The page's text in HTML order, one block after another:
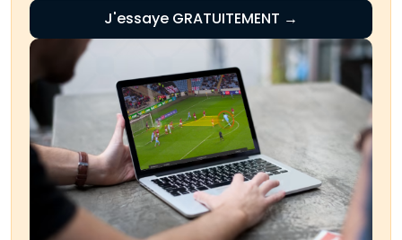
J'essaye GRATUITEMENT →